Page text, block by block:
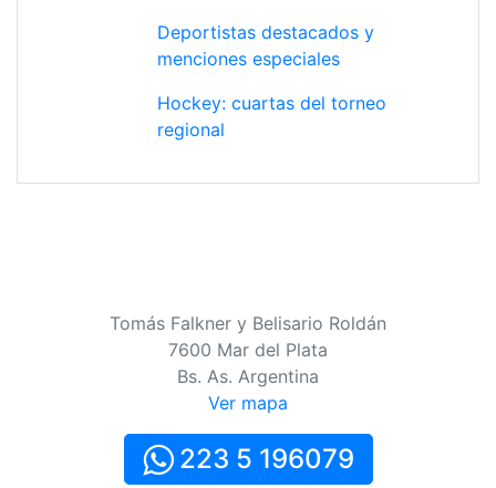
Deportistas destacados y
menciones especiales
Hockey: cuartas del torneo
regional
Tomás Falkner y Belisario Roldán
7600 Mar del Plata
Bs. As. Argentina
Ver mapa
223 5 196079